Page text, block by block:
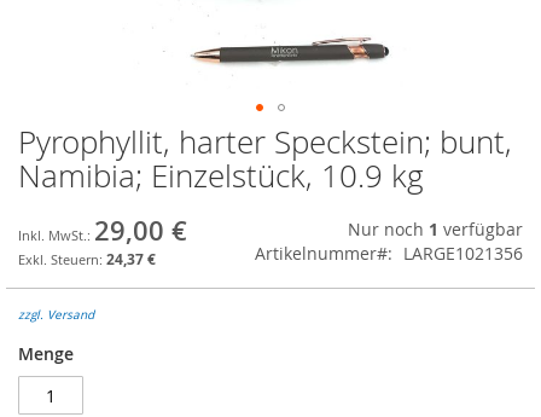
Zum
Anfang
der
springen
Pyrophyllit, harter Speckstein; bunt,
Namibia; Einzelstück, 10.9 kg
29,00 €
24,37 €
Nur noch 1 verfügbar
Artikelnummer
LARGE1021356
zzgl. Versand
Menge